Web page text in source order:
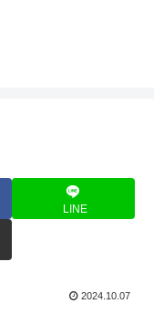
LINE
2024.10.07